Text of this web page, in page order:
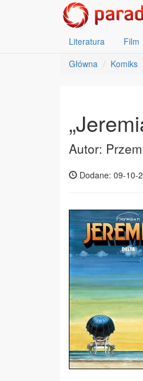
Literatura Film
Główna
Komiks
Autor:
Dodane: 09-10-